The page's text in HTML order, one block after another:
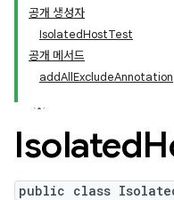
공개 생성자
IsolatedHostTest
공개 메서드
addAllExcludeAnnotation
Isolated
public class